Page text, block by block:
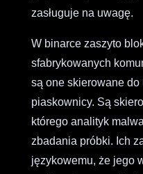
zasługuje na uwagę.
W binarce zaszyto
sfabrykowanych
są one skierowane
piaskownicy. Są
którego analityk
zbadania próbki. Ich
językowemu, że jego